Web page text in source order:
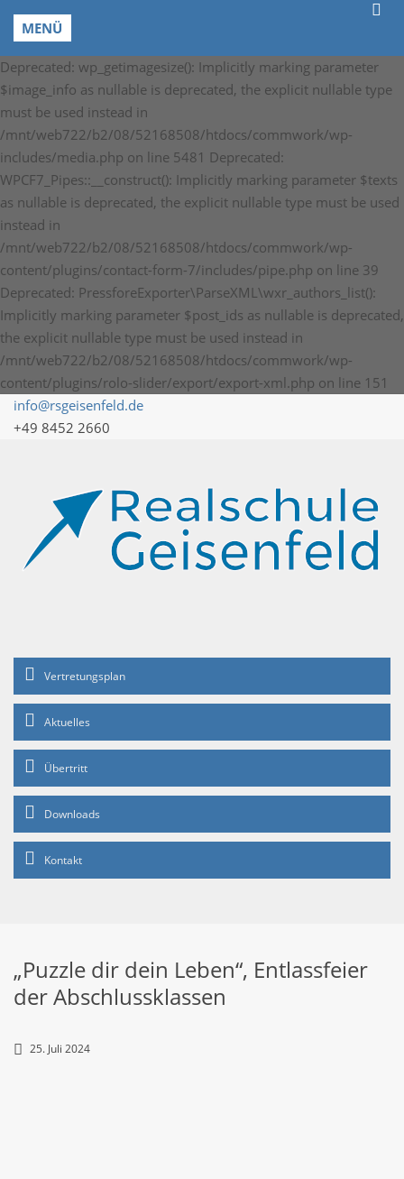
MENÜ
Deprecated: wp_getimagesize(): Implicitly marking parameter
$image_info as nullable is deprecated, the explicit nullable type
must be used instead in
/mnt/web722/b2/08/52168508/htdocs/commwork/wp-
includes/media.php on line 5481 Deprecated:
WPCF7_Pipes::__construct(): Implicitly marking parameter $texts
as nullable is deprecated, the explicit nullable type must be used
instead in
/mnt/web722/b2/08/52168508/htdocs/commwork/wp-
content/plugins/contact-form-7/includes/pipe.php on line 39
Deprecated: PressforeExporter\ParseXML\wxr_authors_list():
Implicitly marking parameter $post_ids as nullable is deprecated,
the explicit nullable type must be used instead in
/mnt/web722/b2/08/52168508/htdocs/commwork/wp-
content/plugins/rolo-slider/export/export-xml.php on line 151
info@rsgeisenfeld.de
+49 8452 2660
Vertretungsplan
Aktuelles
Übertritt
Downloads
Kontakt
„Puzzle dir dein Leben“, Entlassfeier
der Abschlussklassen
25. Juli 2024